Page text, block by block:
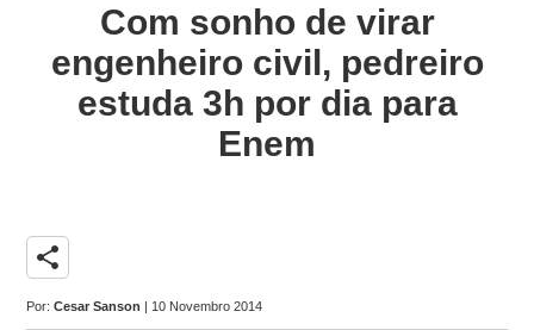
Com sonho de virar
engenheiro civil, pedreiro
estuda 3h por dia para
Enem
share
Por:Cesar Sanson | 10 Novembro 2014